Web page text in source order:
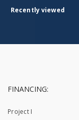
Recently viewed
FINANCING:
Project I